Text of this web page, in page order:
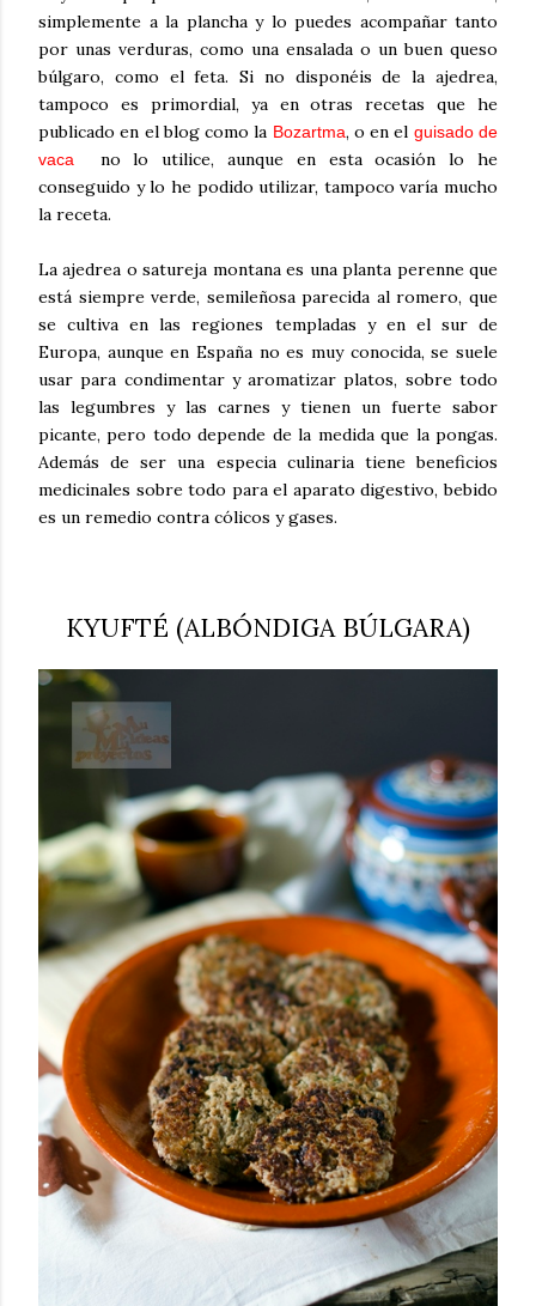
simplemente a la plancha y lo puedes acompañar tanto
por unas verduras, como una ensalada o un buen queso
búlgaro, como el feta. Si no disponéis de la ajedrea,
tampoco es primordial, ya en otras recetas que he
publicado en el blog como la Bozartma, o en el guisado de
vaca
no lo utilice, aunque en esta ocasión lo he
conseguido y lo he podido utilizar, tampoco varía mucho
la receta.
La ajedrea o satureja montana es una planta perenne que
está siempre verde, semileñosa parecida al romero, que
se cultiva en las regiones templadas y en el sur de
Europa, aunque en España no es muy conocida, se suele
usar para condimentar y aromatizar platos, sobre todo
las legumbres y las carnes y tienen un fuerte sabor
picante, pero todo depende de la medida que la pongas.
Además de ser una especia culinaria tiene beneficios
medicinales sobre todo para el aparato digestivo, bebido
es un remedio contra cólicos y gases.
KYUFTÉ (ALBÓNDIGA BÚLGARA)